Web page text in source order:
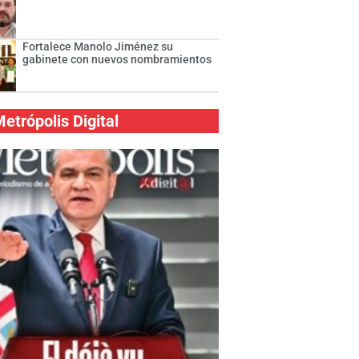
Fortalece Manolo Jiménez su
gabinete con nuevos nombramientos
Digital